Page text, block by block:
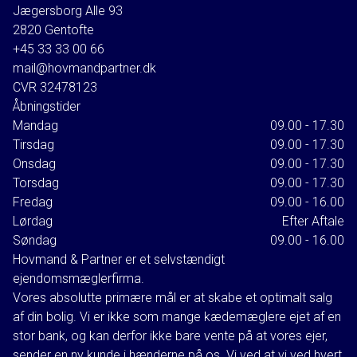
Efter budfristen vil det ikke være muligt at ændre i det
afgivne bud.
Den budgiver, som boet vælger at gå videre med, vil
efterfølgende modtage en købsaftale til signering.
Jægersborg Alle 93
2820 Gentofte
+45 33 33 00 66
mail@hovmandpartner.dk
CVR 32478123
Åbningstider
Mandag
09.00 - 17.30
Tirsdag
09.00 - 17.30
Onsdag
09.00 - 17.30
Torsdag
09.00 - 17.30
Fredag
09.00 - 16.00
Lørdag
Efter Aftale
Søndag
09.00 - 16.00
Hovmand & Partner er et selvstændigt
ejendomsmæglerfirma.
Vores absolutte primære mål er at skabe et optimalt salg
af din bolig. Vi er ikke som mange kædemæglere ejet af en
stor bank, og kan derfor ikke bare vente på at vores ejer,